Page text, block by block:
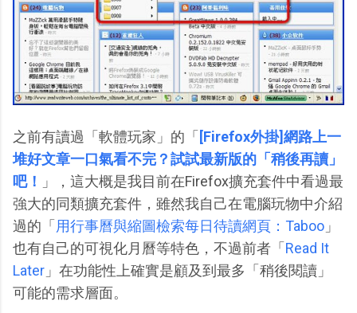
之前有讀過「軟體玩家」的「 [Firefox外掛]網路上一
堆好文章一口氣看不完？試試最新版的「稍後再讀」
吧！
」，這大概是我目前在Firefox擴充套件中看過最
強大的同類擴充套件，雖然我自己在電腦玩物中介紹
過的「 用行事曆與縮圖檢索每日待讀網頁：Taboo 」
也有自己的可視化月曆等特色，不過前者「 Read It
Later 」在功能性上確實是顧及到最多「稍後閱讀」
可能的需求層面。